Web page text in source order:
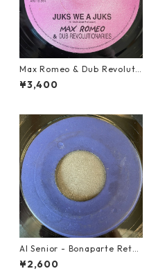
Max Romeo & Dub Revoluti
onaries - Juks We A Juks【1
0-90000】
¥3,400
Al Senior - Bonaparte Retre
at【7-21861】
¥2,600